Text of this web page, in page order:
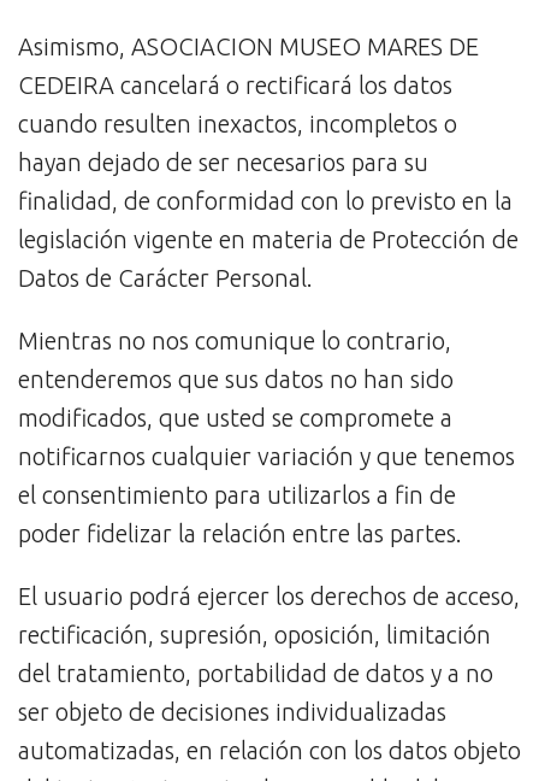
Asimismo, ASOCIACION MUSEO MARES DE
CEDEIRA cancelará o rectificará los datos
cuando resulten inexactos, incompletos o
hayan dejado de ser necesarios para su
finalidad, de conformidad con lo previsto en la
legislación vigente en materia de Protección de
Datos de Carácter Personal.
Mientras no nos comunique lo contrario,
entenderemos que sus datos no han sido
modificados, que usted se compromete a
notificarnos cualquier variación y que tenemos
el consentimiento para utilizarlos a fin de
poder fidelizar la relación entre las partes.
El usuario podrá ejercer los derechos de acceso,
rectificación, supresión, oposición, limitación
del tratamiento, portabilidad de datos y a no
ser objeto de decisiones individualizadas
automatizadas, en relación con los datos objeto